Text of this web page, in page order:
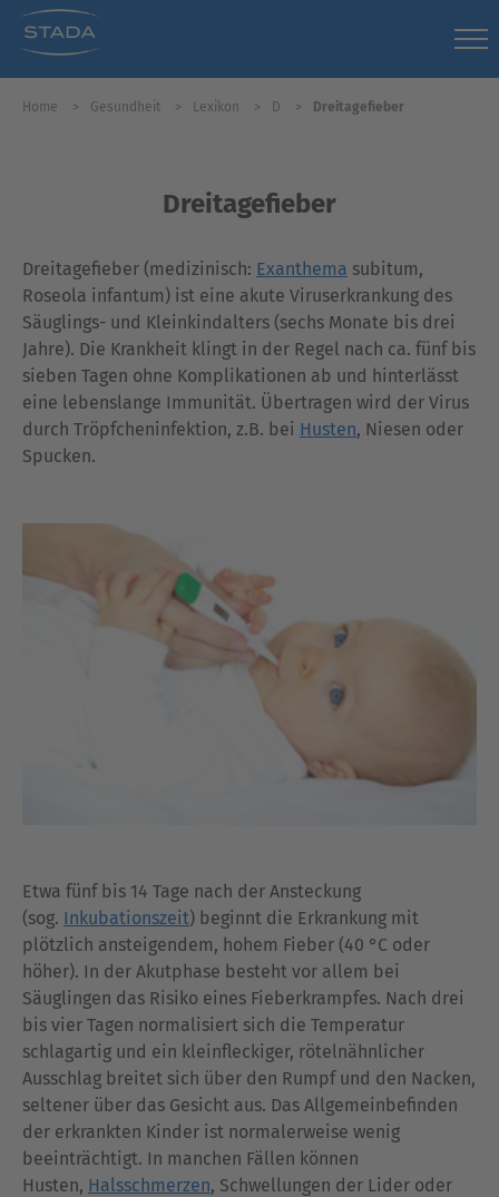
Home Gesundheit Lexikon D Dreitagefieber
Dreitagefieber
Dreitagefieber (medizinisch: Exanthema subitum,
Roseola infantum) ist eine akute Viruserkrankung des
Säuglings- und Kleinkindalters (sechs Monate bis drei
Jahre). Die Krankheit klingt in der Regel nach ca. fünf bis
sieben Tagen ohne Komplikationen ab und hinterlässt
eine lebenslange Immunität. Übertragen wird der Virus
durch Tröpfcheninfektion, z.B. bei Husten, Niesen oder
Spucken.
Etwa fünf bis 14 Tage nach der Ansteckung
(sog. Inkubationszeit) beginnt die Erkrankung mit
plötzlich ansteigendem, hohem Fieber (40 °C oder
höher). In der Akutphase besteht vor allem bei
Säuglingen das Risiko eines Fieberkrampfes. Nach drei
bis vier Tagen normalisiert sich die Temperatur
schlagartig und ein kleinfleckiger, rötelnähnlicher
Ausschlag breitet sich über den Rumpf und den Nacken,
seltener über das Gesicht aus. Das Allgemeinbefinden
der erkrankten Kinder ist normalerweise wenig
beeinträchtigt. In manchen Fällen können
Husten, Halsschmerzen, Schwellungen der Lider oder